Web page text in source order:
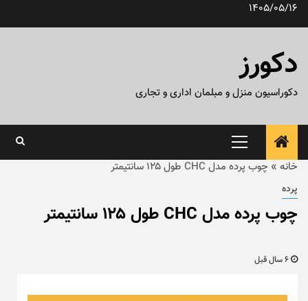
پرش1405/05/16
دکورز
دکوراسیون منزل و مبلمان اداری و تجاری
منوی
اصلی
خانه » چوب پرده مدل CHC طول ۱۲۵ سانتیمتر
پرده
چوب پرده مدل CHC طول ۱۲۵ سانتیمتر